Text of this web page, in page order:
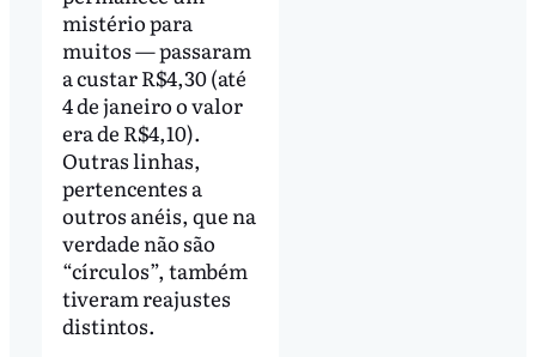
mistério para
muitos — passaram
a custar R$4,30 (até
4 de janeiro o valor
era de R$4,10).
Outras linhas,
pertencentes a
outros anéis, que na
verdade não são
“círculos”, também
tiveram reajustes
distintos.